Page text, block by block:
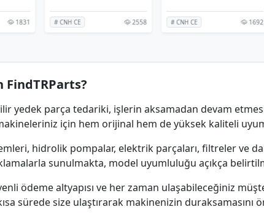
1252 # CNH CE 1831 # CNH CE 2558
FindTRParts?
yedek parça tedariki, işlerin aksamadan devam
için hem orijinal hem de yüksek kaliteli
hidrolik pompalar, elektrik parçaları, filtreler ve
sunulmakta, model uyumluluğu açıkça
ödeme altyapısı ve her zaman ulaşabileceğiniz
sürede size ulaştırarak makinenizin